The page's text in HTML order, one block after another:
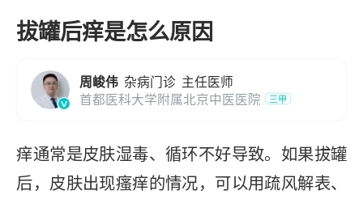
拔罐后痒是怎么原因
周峻伟 杂病门诊 主任医师
首都医科大学附属北京中医医院
三甲
痒通常是皮肤湿毒、循环不好导致。如果拔罐
后，皮肤出现瘙痒的情况，可以用疏风解表、